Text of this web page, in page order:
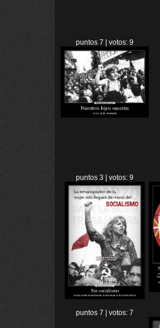
puntos 7 | votos: 9
puntos 3 | votos: 9
puntos 7 | votos: 7